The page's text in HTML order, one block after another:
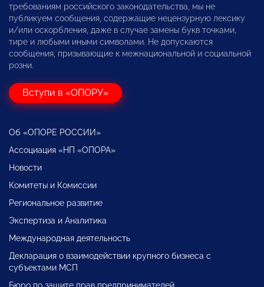
требованиям российского законодательства, мы не
публикуем сообщения, содержащие нецензурную лексику
и/или оскорбления, даже в случае замены букв точками,
тире и любыми иными символами. Не допускаются
сообщения, призывающие к межнациональной и социальной
розни.
Вступи в «ОПОРУ»
Об «ОПОРЕ РОССИИ»
Ассоциация «НП «ОПОРА»
Новости
Комитеты и Комиссии
Региональное развитие
Экспертиза и Аналитика
Международная деятельность
Декларация о взаимодействии крупного бизнеса с
субъектами МСП
Бюро по защите прав предпринимателей